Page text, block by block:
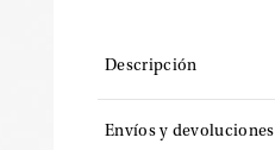
Descripción
Envíos y devoluciones